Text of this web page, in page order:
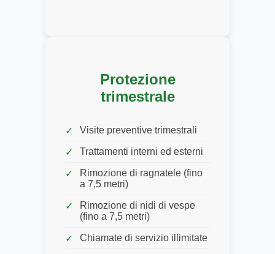
Protezione
trimestrale
Visite preventive trimestrali
Trattamenti interni ed esterni
Rimozione di ragnatele (fino
a 7,5 metri)
Rimozione di nidi di vespe
(fino a 7,5 metri)
Chiamate di servizio illimitate